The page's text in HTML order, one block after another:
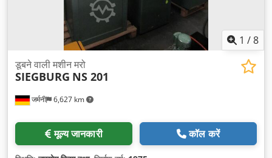
1 /8
जर्मनी 6,627 km
डूबने वाली मशीन मरो
SIEGBURG NS 201
मूल्य जानकारी कॉल करें